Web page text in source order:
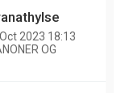
2023 18:13
OG